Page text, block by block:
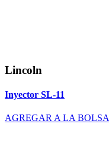
Lincoln
Inyector SL-11
AGREGAR A LA BOLSA